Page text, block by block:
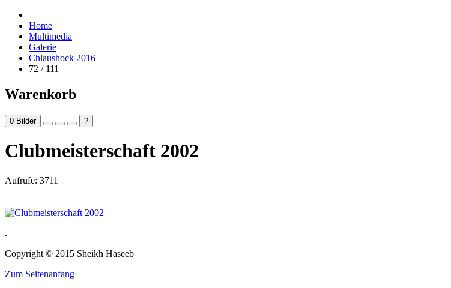
Home
Multimedia
Galerie
Chlaushock 2016
72 / 111
Warenkorb
0 Bilder ?
Clubmeisterschaft 2002
Aufrufe: 3711
.
Copyright © 2015 Sheikh Haseeb
Zum Seitenanfang